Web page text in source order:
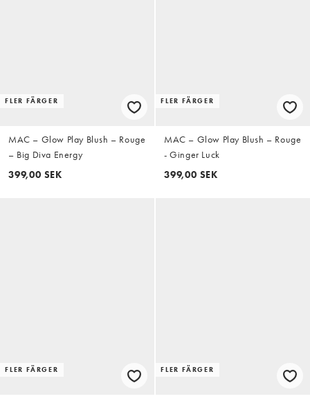
FLER FÄRGER
MAC – Glow Play Blush – Rouge
– Big Diva Energy
399,00 SEK
FLER FÄRGER
MAC – Glow Play Blush – Rouge
- Ginger Luck
399,00 SEK
FLER FÄRGER FLER FÄRGER